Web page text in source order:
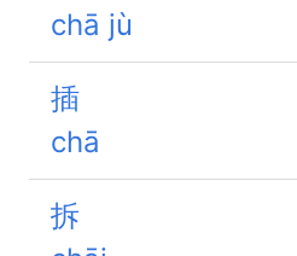
chā jù
插
chā
拆